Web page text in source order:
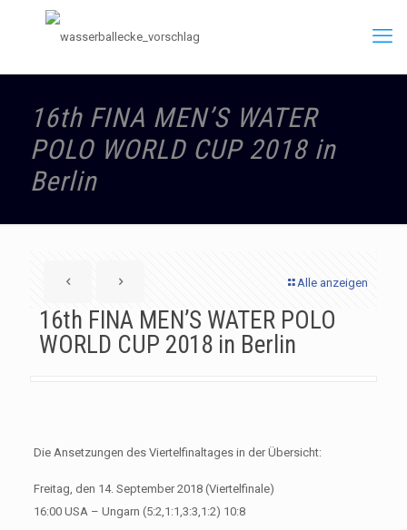
16th FINA MEN’S WATER
POLO WORLD CUP 2018 in
Berlin
Alle anzeigen
16th FINA MEN’S WATER POLO
WORLD CUP 2018 in Berlin
Die Ansetzungen des Viertelfinaltages in der Übersicht:
Freitag, den 14. September 2018 (Viertelfinale)
16:00 USA – Ungarn (5:2,1:1,3:3,1:2) 10:8